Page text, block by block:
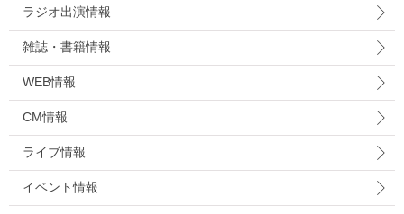
ラジオ出演情報
雑誌・書籍情報
WEB情報
CM情報
ライブ情報
イベント情報